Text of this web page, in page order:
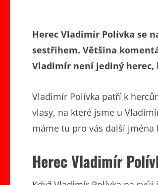
Herec Vladimír Polívka se
sestřihem. Většina
Vladimír není jediný
Vladimír Polívka patří k
vlasy, na které jsme u
máme tu pro vás další
Herec Vladimír